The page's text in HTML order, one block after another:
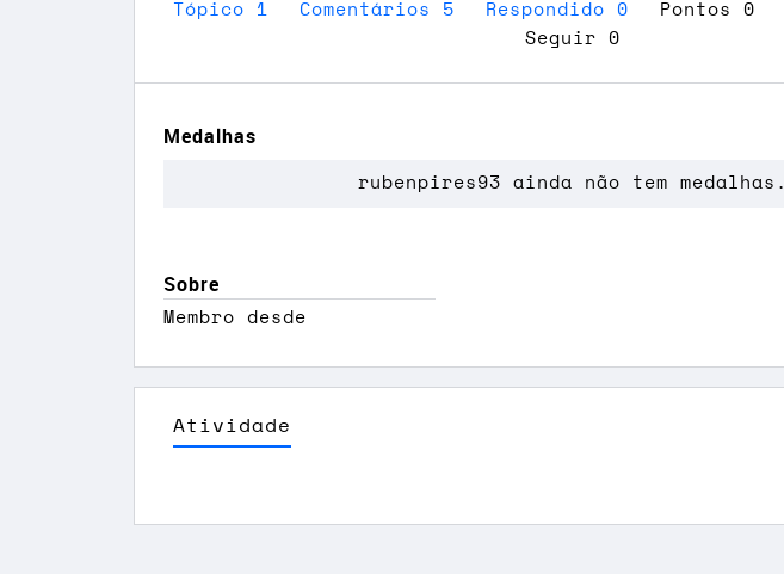
Tópico 1 Comentários 5 Respondido 0 Pontos 0
Seguir 0
Medalhas
rubenpires93 ainda não tem medalhas.
Sobre
Membro desde
Atividade